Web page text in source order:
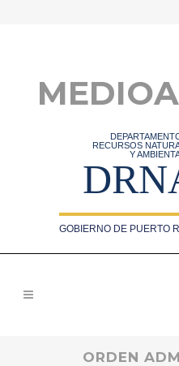
RECURSOS
Y
GOBIERNO DE PUERTO
ORDEN